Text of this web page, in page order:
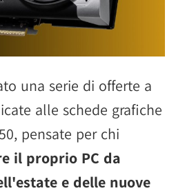
una serie di offerte a
alle schede grafiche
pensate per chi
il proprio PC da
e delle nuove